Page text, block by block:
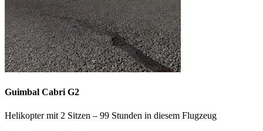
Guimbal Cabri G2
Helikopter mit 2 Sitzen – 99 Stunden in diesem Flugzeug